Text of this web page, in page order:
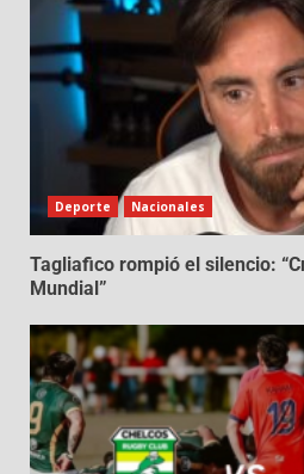
Deporte Nacionales
Tagliafico rompió el silencio:
Mundial”